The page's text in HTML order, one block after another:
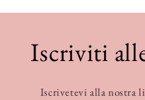
Iscriviti
Iscrivetevi alla nostra